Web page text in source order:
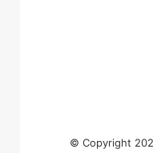
© Copyright